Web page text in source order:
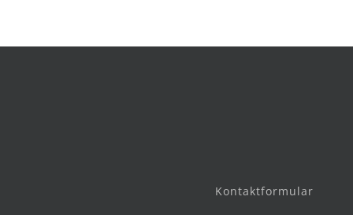
Kontaktformular